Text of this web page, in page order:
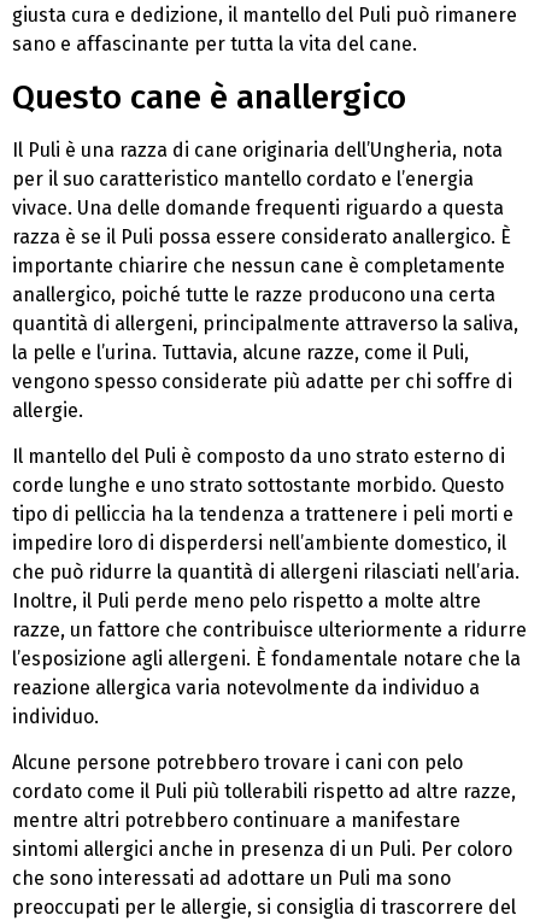
giusta cura e dedizione, il mantello del Puli può rimanere
sano e affascinante per tutta la vita del cane.
Questo cane è anallergico
Il Puli è una razza di cane originaria dell’Ungheria, nota
per il suo caratteristico mantello cordato e l’energia
vivace. Una delle domande frequenti riguardo a questa
razza è se il Puli possa essere considerato anallergico. È
importante chiarire che nessun cane è completamente
anallergico, poiché tutte le razze producono una certa
quantità di allergeni, principalmente attraverso la saliva,
la pelle e l’urina. Tuttavia, alcune razze, come il Puli,
vengono spesso considerate più adatte per chi soffre di
allergie.
Il mantello del Puli è composto da uno strato esterno di
corde lunghe e uno strato sottostante morbido. Questo
tipo di pelliccia ha la tendenza a trattenere i peli morti e
impedire loro di disperdersi nell’ambiente domestico, il
che può ridurre la quantità di allergeni rilasciati nell’aria.
Inoltre, il Puli perde meno pelo rispetto a molte altre
razze, un fattore che contribuisce ulteriormente a ridurre
l’esposizione agli allergeni. È fondamentale notare che la
reazione allergica varia notevolmente da individuo a
individuo.
Alcune persone potrebbero trovare i cani con pelo
cordato come il Puli più tollerabili rispetto ad altre razze,
mentre altri potrebbero continuare a manifestare
sintomi allergici anche in presenza di un Puli. Per coloro
che sono interessati ad adottare un Puli ma sono
preoccupati per le allergie, si consiglia di trascorrere del